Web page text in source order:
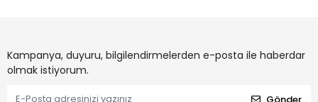
Kampanya, duyuru, bilgilendirmelerden e-posta ile haberdar
olmak istiyorum.